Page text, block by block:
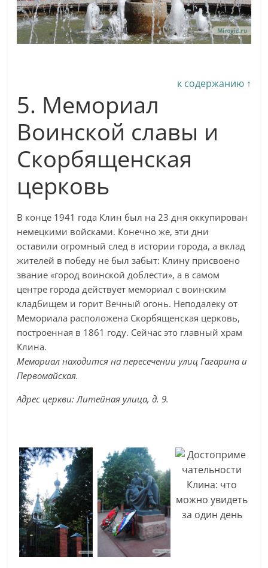
к содержанию ↑
5. Мемориал
Воинской славы и
Скорбященская
церковь
В конце 1941 года Клин был на 23 дня оккупирован
немецкими войсками. Конечно же, эти дни
оставили огромный след в истории города, а вклад
жителей в победу не был забыт: Клину присвоено
звание «город воинской доблести», а в самом
центре города действует мемориал с воинским
кладбищем и горит Вечный огонь. Неподалеку от
Мемориала расположена Скорбященская церковь,
построенная в 1861 году. Сейчас это главный храм
Клина.
Мемориал находится на пересечении улиц Гагарина и
Первомайская.
Адрес церкви: Литейная улица, д. 9.